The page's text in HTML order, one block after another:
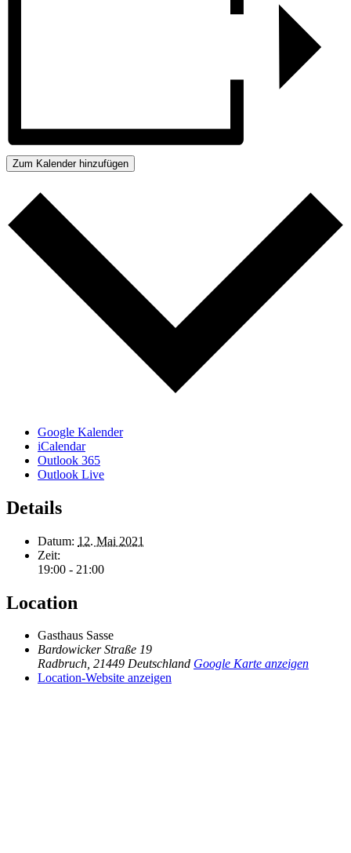
Zum Kalender hinzufügen
Google Kalender
iCalendar
Outlook 365
Outlook Live
Details
Datum: 12. Mai 2021
Zeit:
19:00 - 21:00
Location
Gasthaus Sasse
Bardowicker Straße 19
Radbruch, 21449 Deutschland Google Karte anzeigen
Location-Website anzeigen